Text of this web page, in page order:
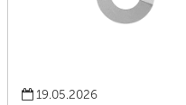
19.05.2026